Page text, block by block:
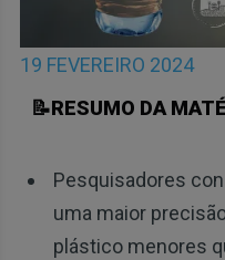
19 FEVEREIRO 2024
📝RESUMO DA
Pesquisadores
uma maior
plástico menores